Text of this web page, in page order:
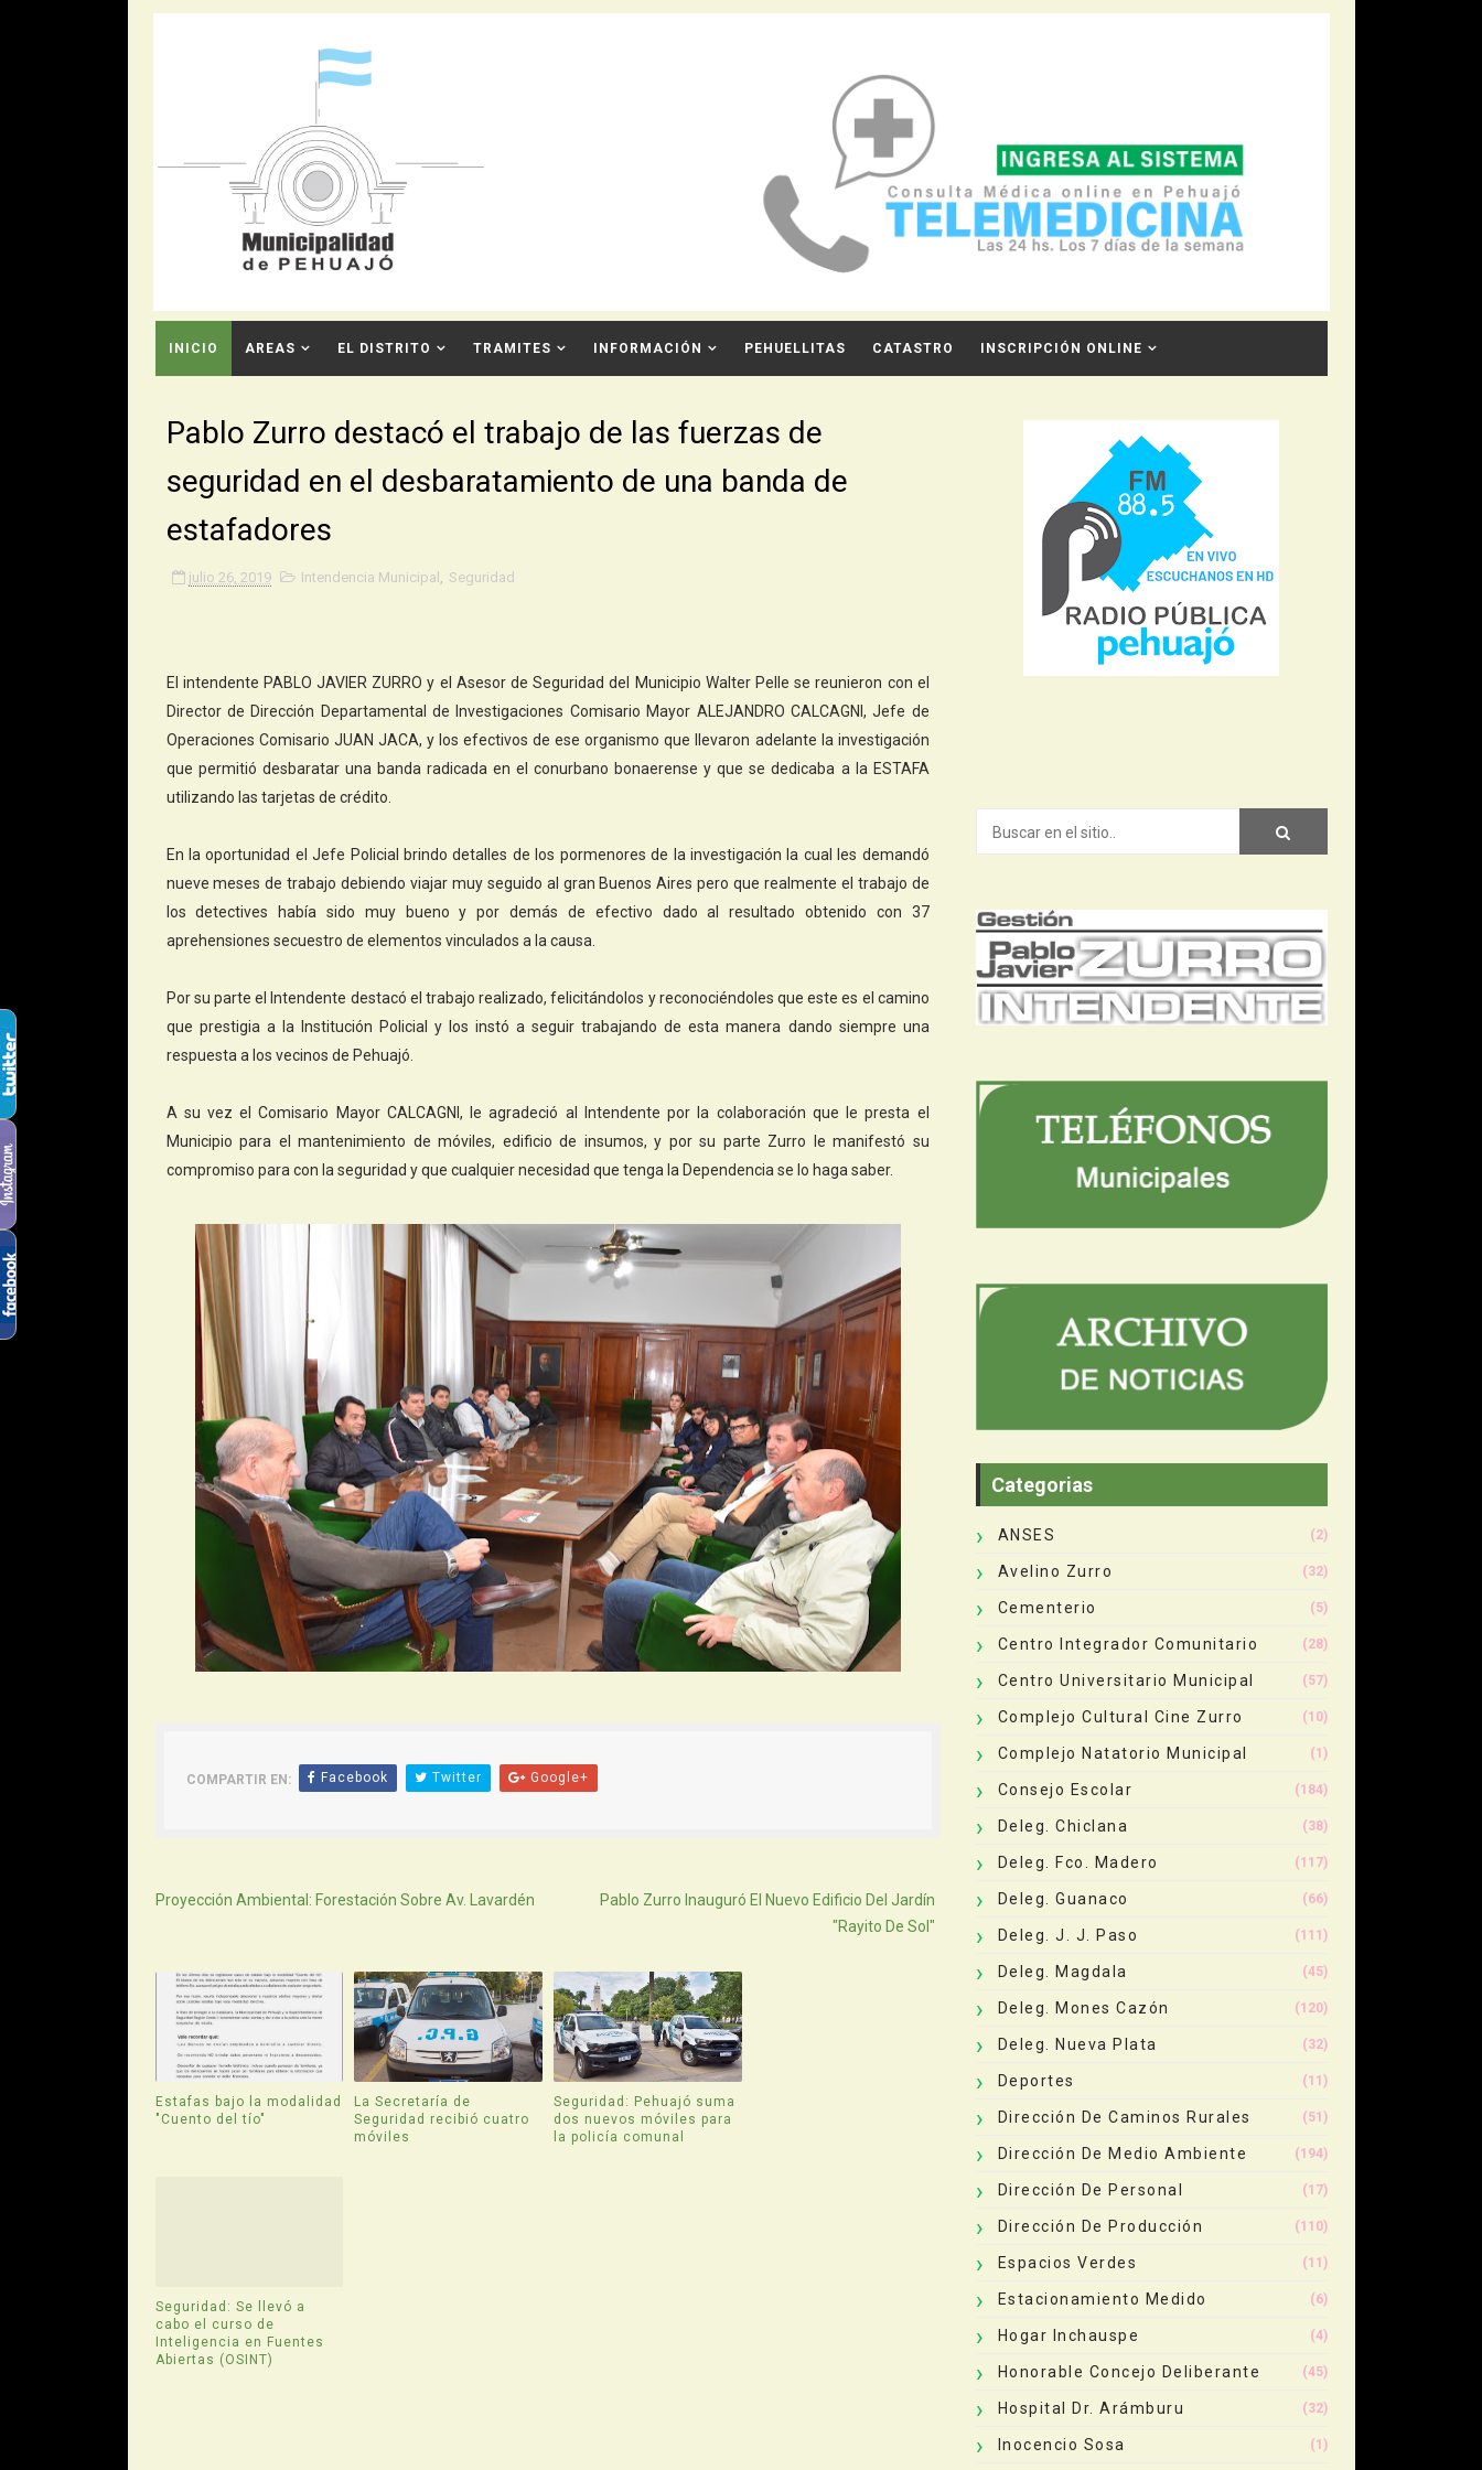
INICIO AREAS EL DISTRITO TRAMITES INFORMACIÓN PEHUELLITAS CATASTRO INSCRIPCIÓN ONLINE
Pablo Zurro destacó el trabajo de las fuerzas de
seguridad en el desbaratamiento de una banda de
estafadores
julio 26, 2019 Intendencia Municipal , Seguridad
El intendente PABLO JAVIER ZURRO y el Asesor de Seguridad del Municipio Walter Pelle se reunieron con el
Director de Dirección Departamental de Investigaciones Comisario Mayor ALEJANDRO CALCAGNI, Jefe de
Operaciones Comisario JUAN JACA, y los efectivos de ese organismo que llevaron adelante la investigación
que permitió desbaratar una banda radicada en el conurbano bonaerense y que se dedicaba a la ESTAFA
utilizando las tarjetas de crédito.
En la oportunidad el Jefe Policial brindo detalles de los pormenores de la investigación la cual les demandó
nueve meses de trabajo debiendo viajar muy seguido al gran Buenos Aires pero que realmente el trabajo de
los detectives había sido muy bueno y por demás de efectivo dado al resultado obtenido con 37
aprehensiones secuestro de elementos vinculados a la causa.
Por su parte el Intendente destacó el trabajo realizado, felicitándolos y reconociéndoles que este es el camino
que prestigia a la Institución Policial y los instó a seguir trabajando de esta manera dando siempre una
respuesta a los vecinos de Pehuajó.
A su vez el Comisario Mayor CALCAGNI, le agradeció al Intendente por la colaboración que le presta el
Municipio para el mantenimiento de móviles, edificio de insumos, y por su parte Zurro le manifestó su
compromiso para con la seguridad y que cualquier necesidad que tenga la Dependencia se lo haga saber.
COMPARTIR EN: Facebook Twitter Google+
Proyección Ambiental: Forestación Sobre Av. Lavardén
Pablo Zurro Inauguró El Nuevo Edificio Del Jardín
"Rayito De Sol"
Estafas bajo la modalidad
"Cuento del tío"
La Secretaría de
Seguridad recibió cuatro
móviles
Seguridad: Pehuajó suma
dos nuevos móviles para
la policía comunal
Seguridad: Se llevó a
cabo el curso de
Inteligencia en Fuentes
Abiertas (OSINT)
Categorias
ANSES (2)
Avelino Zurro (32)
Cementerio (5)
Centro Integrador Comunitario (28)
Centro Universitario Municipal (57)
Complejo Cultural Cine Zurro (10)
Complejo Natatorio Municipal (1)
Consejo Escolar (184)
Deleg. Chiclana (38)
Deleg. Fco. Madero (117)
Deleg. Guanaco (66)
Deleg. J. J. Paso (111)
Deleg. Magdala (45)
Deleg. Mones Cazón (120)
Deleg. Nueva Plata (32)
Deportes (11)
Dirección De Caminos Rurales (51)
Dirección De Medio Ambiente (194)
Dirección De Personal (17)
Dirección De Producción (110)
Espacios Verdes (11)
Estacionamiento Medido (6)
Hogar Inchauspe (4)
Honorable Concejo Deliberante (45)
Hospital Dr. Arámburu (32)
Inocencio Sosa (1)